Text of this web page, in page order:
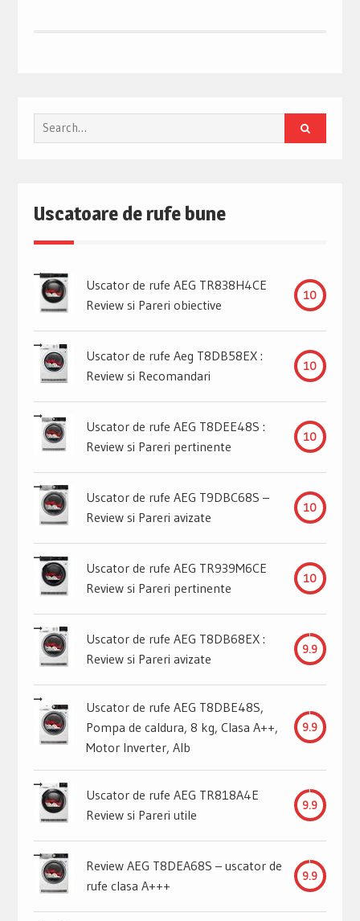
Search
for:
Uscatoare de rufe bune
Uscator de rufe AEG TR838H4CE
Review si Pareri obiective
10
Uscator de rufe Aeg T8DB58EX :
Review si Recomandari
10
Uscator de rufe AEG T8DEE48S :
Review si Pareri pertinente
10
Uscator de rufe AEG T9DBC68S –
Review si Pareri avizate
10
Uscator de rufe AEG TR939M6CE
Review si Pareri pertinente
10
Uscator de rufe AEG T8DB68EX :
Review si Pareri avizate
9.9
Uscator de rufe AEG T8DBE48S,
Pompa de caldura, 8 kg, Clasa A++,
Motor Inverter, Alb
9.9
Uscator de rufe AEG TR818A4E
Review si Pareri utile
9.9
Review AEG T8DEA68S – uscator de
rufe clasa A+++
9.9